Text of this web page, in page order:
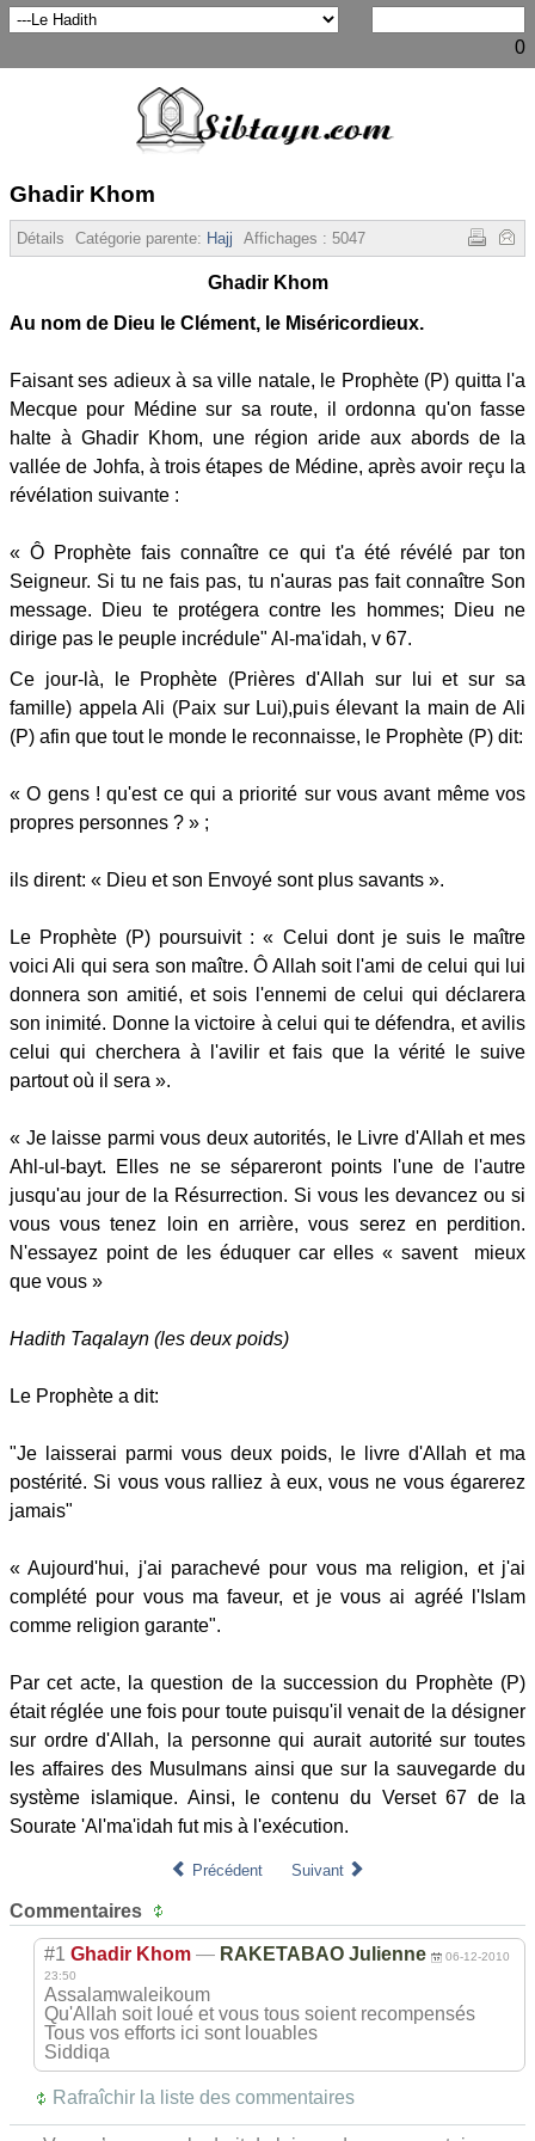
0
Ghadir Khom
Détails Catégorie parente: Hajj Affichages : 5047
Ghadir Khom
Au nom de Dieu le Clément, le Miséricordieux.
Faisant ses adieux à sa ville natale, le Prophète (P) quitta l'a
Mecque pour Médine sur sa route, il ordonna qu'on fasse
halte à Ghadir Khom, une région aride aux abords de la
vallée de Johfa, à trois étapes de Médine, après avoir reçu la
révélation suivante :
« Ô Prophète fais connaître ce qui t'a été révélé par ton
Seigneur. Si tu ne fais pas, tu n'auras pas fait connaître Son
message. Dieu te protégera contre les hommes; Dieu ne
dirige pas le peuple incrédule" Al-ma'idah, v 67.
Ce jour-là, le Prophète (Prières d'Allah sur lui et sur sa
famille) appela Ali (Paix sur Lui),puis élevant la main de Ali
(P) afin que tout le monde le reconnaisse, le Prophète (P) dit:
« O gens ! qu'est ce qui a priorité sur vous avant même vos
propres personnes ? » ;
ils dirent: « Dieu et son Envoyé sont plus savants ».
Le Prophète (P) poursuivit : « Celui dont je suis le maître
voici Ali qui sera son maître. Ô Allah soit l'ami de celui qui lui
donnera son amitié, et sois l'ennemi de celui qui déclarera
son inimité. Donne la victoire à celui qui te défendra, et avilis
celui qui cherchera à l'avilir et fais que la vérité le suive
partout où il sera ».
« Je laisse parmi vous deux autorités, le Livre d'Allah et mes
Ahl-ul-bayt. Elles ne se sépareront points l'une de l'autre
jusqu'au jour de la Résurrection. Si vous les devancez ou si
vous vous tenez loin en arrière, vous serez en perdition.
N'essayez point de les éduquer car elles « savent mieux
que vous »
Hadith Taqalayn (les deux poids)
Le Prophète a dit:
"Je laisserai parmi vous deux poids, le livre d'Allah et ma
postérité. Si vous vous ralliez à eux, vous ne vous égarerez
jamais"
« Aujourd'hui, j'ai parachevé pour vous ma religion, et j'ai
complété pour vous ma faveur, et je vous ai agréé l'Islam
comme religion garante".
Par cet acte, la question de la succession du Prophète (P)
était réglée une fois pour toute puisqu'il venait de la désigner
sur ordre d'Allah, la personne qui aurait autorité sur toutes
les affaires des Musulmans ainsi que sur la sauvegarde du
système islamique. Ainsi, le contenu du Verset 67 de la
Sourate 'Al'ma'idah fut mis à l'exécution.
Précédent Suivant
Commentaires
#1 Ghadir Khom — RAKETABAO Julienne
06-12-2010
23:50
Assalamwaleikoum
Qu'Allah soit loué et vous tous soient recompensés
Tous vos efforts ici sont louables
Siddiqa
Rafraîchir la liste des commentaires